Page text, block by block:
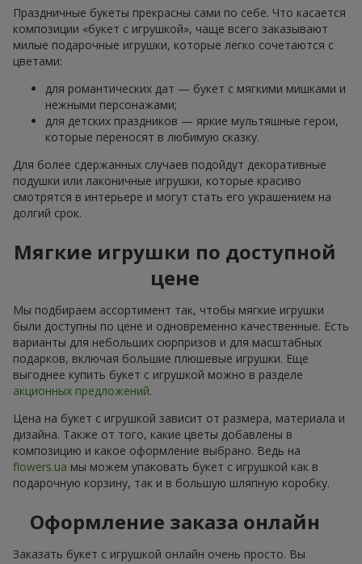
Праздничные букеты прекрасны сами по себе. Что касается
композиции «букет с игрушкой», чаще всего заказывают
милые подарочные игрушки, которые легко сочетаются с
цветами:
для романтических дат — букет с мягкими мишками и
нежными персонажами;
для детских праздников — яркие мультяшные герои,
которые переносят в любимую сказку.
Для более сдержанных случаев подойдут декоративные
подушки или лаконичные игрушки, которые красиво
смотрятся в интерьере и могут стать его украшением на
долгий срок.
Мягкие игрушки по доступной
цене
Мы подбираем ассортимент так, чтобы мягкие игрушки
были доступны по цене и одновременно качественные. Есть
варианты для небольших сюрпризов и для масштабных
подарков, включая большие плюшевые игрушки. Еще
выгоднее купить букет с игрушкой можно в разделе
акционных предложений.
Цена на букет с игрушкой зависит от размера, материала и
дизайна. Также от того, какие цветы добавлены в
композицию и какое оформление выбрано. Ведь на
flowers.ua мы можем упаковать букет с игрушкой как в
подарочную корзину, так и в большую шляпную коробку.
Оформление заказа онлайн
Заказать букет с игрушкой онлайн очень просто. Вы